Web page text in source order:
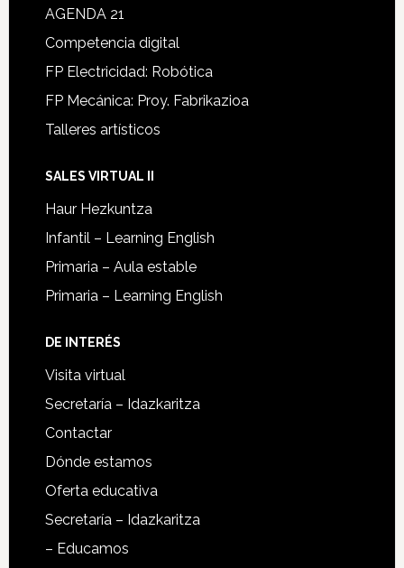
AGENDA 21
Competencia digital
FP Electricidad: Robótica
FP Mecánica: Proy. Fabrikazioa
Talleres artísticos
SALES VIRTUAL II
Haur Hezkuntza
Infantil – Learning English
Primaria – Aula estable
Primaria – Learning English
DE INTERÉS
Visita virtual
Secretaría – Idazkaritza
Contactar
Dónde estamos
Oferta educativa
Secretaría – Idazkaritza
– Educamos